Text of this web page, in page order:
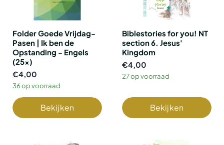
Folder Goede Vrijdag-
Pasen | Ik ben de
Opstanding - Engels
(25x)
€4,00
36 op voorraad
Bekijken
Biblestories for you! NT
section 6. Jesus'
Kingdom
€4,00
27 op voorraad
Bekijken